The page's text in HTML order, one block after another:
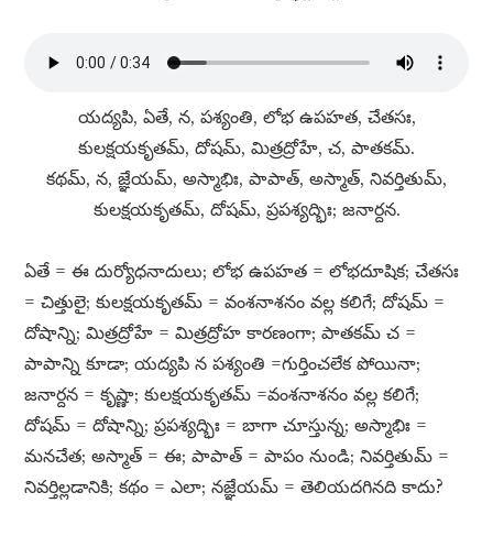
యద్యపి, ఏతే, న, పశ్యంతి, లోభ ఉపహత, చేతసః,
కులక్షయకృతమ్​, దోషమ్​, మిత్రద్రోహే, చ, పాతకమ్​.
కథమ్​, న, జ్ఞేయమ్​, అస్మాభిః, పాపాత్​, అస్మాత్​, నివర్తితుమ్​,
కులక్షయకృతమ్​, దోషమ్​, ప్రపశ్యద్భిః; జనార్దన.
ఏతే = ఈ దుర్యోధనాదులు; లోభ ఉపహత = లోభదూషిక; చేతసః
= చిత్తులై; కులక్షయకృతమ్​ = వంశనాశనం వల్ల కలిగే; దోషమ్​ =
దోషాన్ని; మిత్రద్రోహే = మిత్రద్రోహ కారణంగా; పాతకమ్​ చ =
పాపాన్ని కూడా; యద్యపి న పశ్యంతి =గుర్తించలేక పోయినా;
జనార్దన = కృష్ణా; కులక్షయకృతమ్​ =వంశనాశనం వల్ల కలిగే;
దోషమ్​ = దోషాన్ని; ప్రపశ్యద్భిః = బాగా చూస్తున్న; అస్మాభిః =
మనచేత; అస్మాత్​ = ఈ; పాపాత్​ = పాపం నుండి; నివర్తితుమ్​ =
నివర్తిల్లడానికి; కథం = ఎలా; నజ్ఞేయమ్​ = తెలియదగినది కాదు?